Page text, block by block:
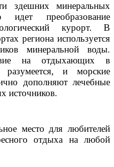
здешних минеральных
идет преобразование
курорт. В
региона используется
минеральной воды.
на отдыхающих в
разумеется, и морские
дополняют лечебные
источников.
место для любителей
отдыха на любой